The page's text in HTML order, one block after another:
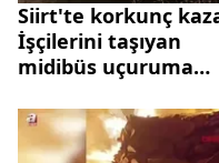
Siirt'te korkunç
İşçilerini taşıyan
midibüs uçuruma
yaralı var